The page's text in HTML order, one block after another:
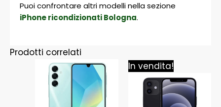
Puoi confrontare altri modelli nella sezione
iPhone ricondizionati Bologna.
Prodotti correlati
In vendita!
Il
prezzo
originale
era:
299,00 €.